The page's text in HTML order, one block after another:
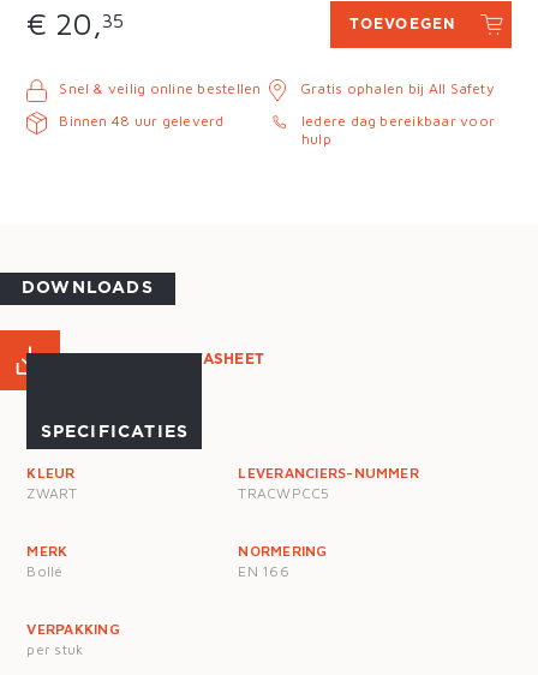
€ 20,35 TOEVOEGEN
Snel & veilig online bestellen
Binnen 48 uur geleverd
Gratis ophalen bij All Safety
Iedere dag bereikbaar voor
hulp
DOWNLOADS
PRODUCT DATASHEET
SPECIFICATIES
KLEUR
ZWART
LEVERANCIERS-NUMMER
TRACWPCC5
MERK
Bollé
NORMERING
EN 166
VERPAKKING
per stuk